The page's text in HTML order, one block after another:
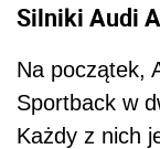
Silniki Audi
Na początek,
Sportback w
Każdy z nich